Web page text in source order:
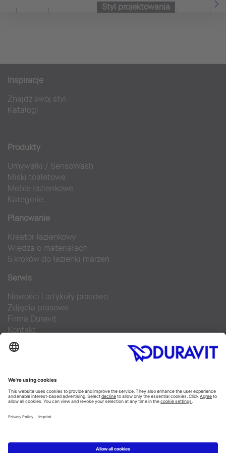
Styl projektowania
Inspiracje
Znajdź swój styl
Katalogi
Produkty
Umywalki / SensoWash
Miski toaletowe
Meble łazienkowe
Kategorie
Planowanie
Kreator łazienkowy
Wiedza o materiałach
5 kroków do łazienki marzeń
Serwis
Nowości i artykuły prasowe
Zdjęcia prasowe
Firma Duravit
Kontakt
Najczęściej zadawane pytania
Facebook
Instagram
Pinterest
Blog
YouTube